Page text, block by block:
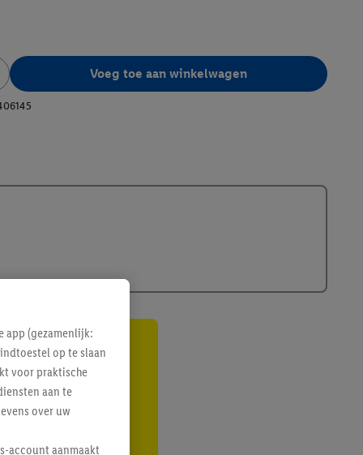
Voeg toe aan winkelwagen
app (gezamenlijk:
op te slaan
voor praktische
aan te
over uw
account aanmaakt